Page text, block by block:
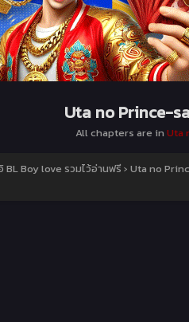
Uta no Prince-
All chapters are in Uta
BL Boy love รวมไว้อ่านฟรี › Uta no